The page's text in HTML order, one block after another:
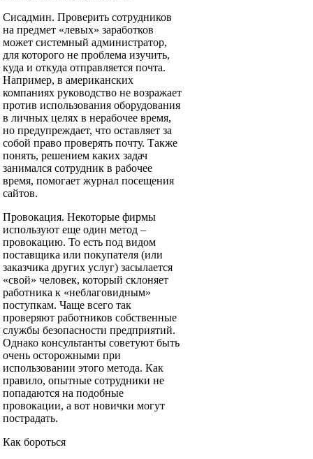
Сисадмин. Проверить сотрудников
на предмет «левых» заработков
может системный администратор,
для которого не проблема изучить,
куда и откуда отправляется почта.
Например, в американских
компаниях руководство не возражает
против использования оборудования
в личных целях в нерабочее время,
но предупреждает, что оставляет за
собой право проверять почту. Также
понять, решением каких задач
занимался сотрудник в рабочее
время, помогает журнал посещения
сайтов.
Провокация. Некоторые фирмы
используют еще один метод –
провокацию. То есть под видом
поставщика или покупателя (или
заказчика других услуг) засылается
«свой» человек, который склоняет
работника к «неблаговидным»
поступкам. Чаще всего так
проверяют работников собственные
службы безопасности предприятий.
Однако консультанты советуют быть
очень осторожными при
использовании этого метода. Как
правило, опытные сотрудники не
попадаются на подобные
провокации, а вот новички могут
пострадать.
Как бороться